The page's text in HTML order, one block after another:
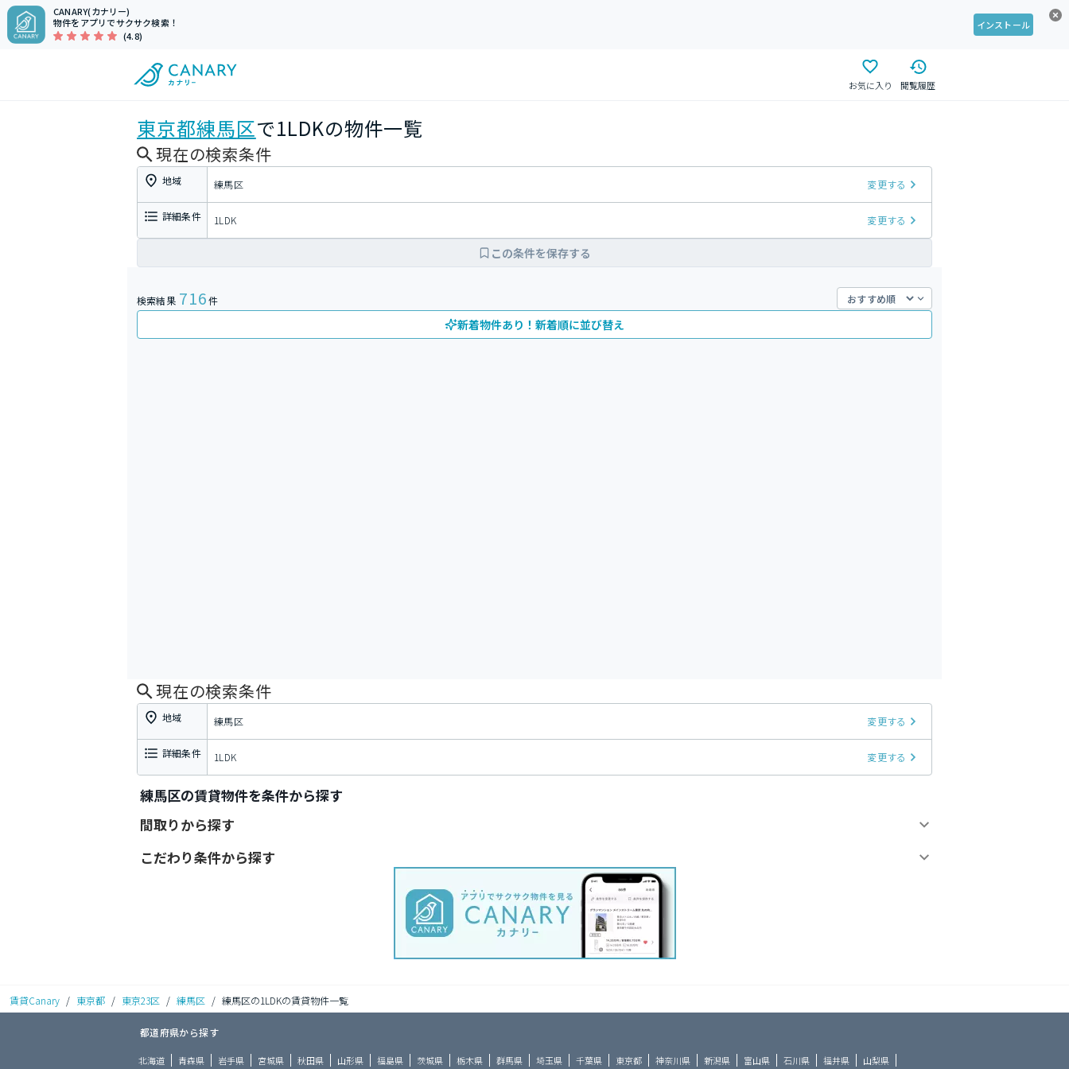
CANARY(カナリー)
物件をアプリでサクサク検索！
(4.8)
インストール
お気に入り 閲覧履歴
東京都練馬区で1LDKの物件一覧
現在の検索条件
地域 練馬区 変更する
詳細条件 1LDK 変更する
この条件を保存する
検索結果 716件
新着物件あり！新着順に並び替え
現在の検索条件
地域 練馬区 変更する
詳細条件 1LDK 変更する
練馬区の賃貸物件を条件から探す
間取りから探す
こだわり条件から探す
賃貸Canary / 東京都 / 東京23区 / 練馬区 / 練馬区の1LDKの賃貸物件一覧
都道府県から探す
北海道 青森県 岩手県 宮城県 秋田県 山形県 福島県 茨城県 栃木県 群馬県 埼玉県 千葉県 東京都 神奈川県 新潟県 富山県 石川県 福井県 山梨県